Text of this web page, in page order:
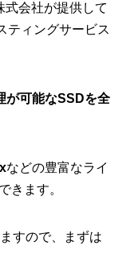
式会社が提供して
ティングサービス
が可能なSSDを全
などの豊富なライ
きます。
すので、まずは